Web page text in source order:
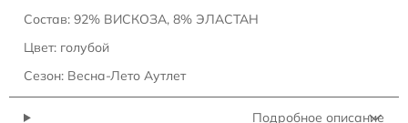
Состав: 92% ВИСКОЗА, 8% ЭЛАСТАН
Цвет: голубой
Сезон: Весна-Лето Аутлет
Подробное описание